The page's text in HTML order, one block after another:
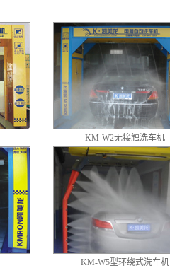
KM-W2无接触洗车机
KM-W5型环绕式洗车机